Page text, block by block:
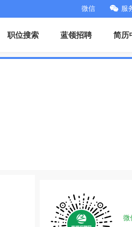
微信 服
职位搜索 蓝领招聘 简历
微